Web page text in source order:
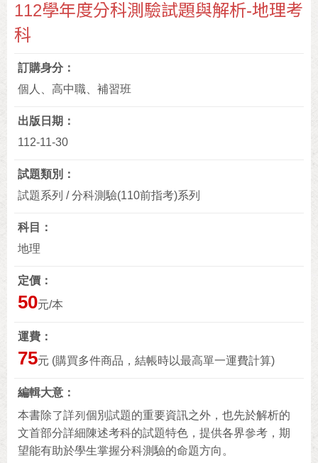
112學年度分科測驗試題與解析-地理考
科
訂購身分
個人、高中職、補習班
出版日期
112-11-30
試題類別
試題系列 / 分科測驗(110前指考)系列
科目
地理
定價
50元/本
運費
75元 (購買多件商品，結帳時以最高單一運費計算)
編輯大意
本書除了詳列個別試題的重要資訊之外，也先於解析的
文首部分詳細陳述考科的試題特色，提供各界參考，期
望能有助於學生掌握分科測驗的命題方向。